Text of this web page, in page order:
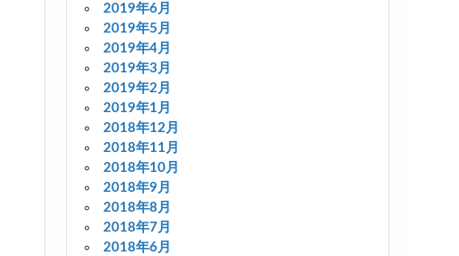
2019年6月
2019年5月
2019年4月
2019年3月
2019年2月
2019年1月
2018年12月
2018年11月
2018年10月
2018年9月
2018年8月
2018年7月
2018年6月